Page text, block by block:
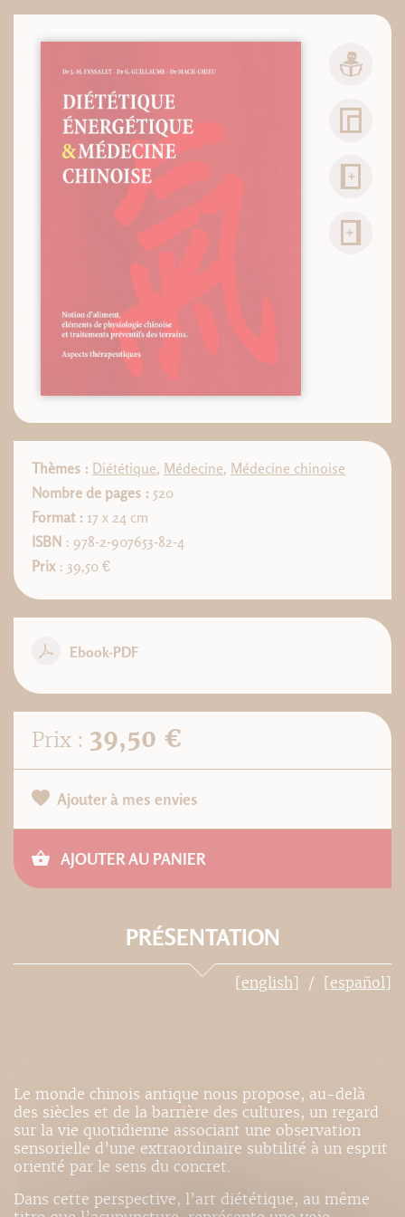
Thèmes : Diététique, Médecine, Médecine chinoise
Nombre de pages : 520
Format : 17 x 24 cm
ISBN : 978-2-907653-82-4
Prix : 39,50 €
Ebook-PDF
Prix : 39,50 €
Ajouter à mes envies
AJOUTER AU PANIER
PRÉSENTATION
[english] [español]
Le monde chinois antique nous propose, au-delà
des siècles et de la barrière des cultures, un regard
sur la vie quotidienne associant une observation
sensorielle d’une extraordinaire subtilité à un esprit
orienté par le sens du concret.
Dans cette perspective, l’art diététique, au même